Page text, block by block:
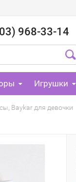
968-33-14
Игрушки
Baykar для девочки